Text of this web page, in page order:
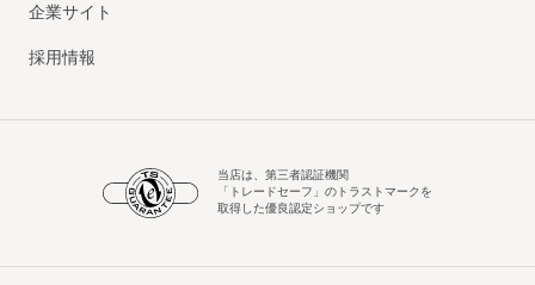
企業サイト
採用情報
当店は、第三者認証機関
「トレードセーフ」のトラストマークを
取得した優良認定ショップです